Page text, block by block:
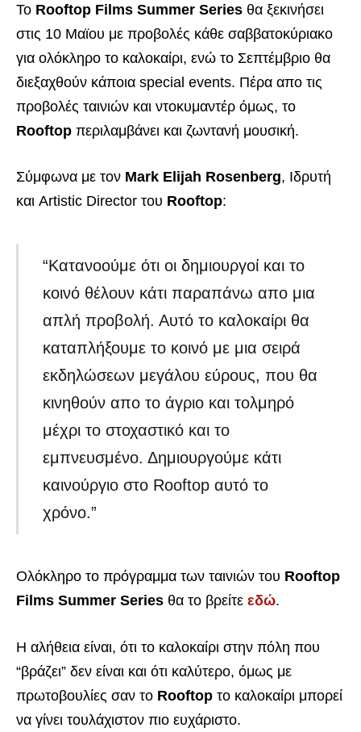
Το Rooftop Films Summer Series θα ξεκινήσει
στις 10 Μαϊου με προβολές κάθε σαββατοκύριακο
για ολόκληρο το καλοκαίρι, ενώ το Σεπτέμβριο θα
διεξαχθούν κάποια special events. Πέρα απο τις
προβολές ταινιών και ντοκυμαντέρ όμως, το
Rooftop περιλαμβάνει και ζωντανή μουσική.
Σύμφωνα με τον Mark Elijah Rosenberg, Ιδρυτή
και Artistic Director του Rooftop:
“Κατανοούμε ότι οι δημιουργοί και το
κοινό θέλουν κάτι παραπάνω απο μια
απλή προβολή. Αυτό το καλοκαίρι θα
καταπλήξουμε το κοινό με μια σειρά
εκδηλώσεων μεγάλου εύρους, που θα
κινηθούν απο το άγριο και τολμηρό
μέχρι το στοχαστικό και το
εμπνευσμένο. Δημιουργούμε κάτι
καινούργιο στο Rooftop αυτό το
χρόνο.”
Ολόκληρο το πρόγραμμα των ταινιών του Rooftop
Films Summer Series θα το βρείτε εδώ.
Η αλήθεια είναι, ότι το καλοκαίρι στην πόλη που
“βράζει” δεν είναι και ότι καλύτερο, όμως με
πρωτοβουλίες σαν το Rooftop το καλοκαίρι μπορεί
να γίνει τουλάχιστον πιο ευχάριστο.